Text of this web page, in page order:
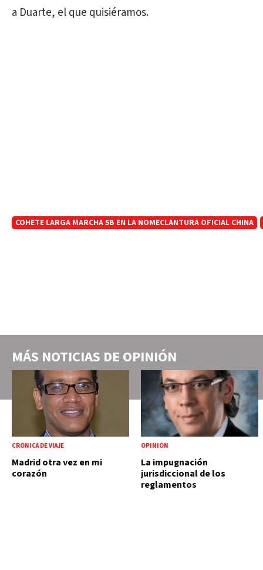
a Duarte, el que quisiéramos.
COHETE LARGA MARCHA 5B EN LA NOMECLANTURA OFICIAL CHINA
MÁS NOTICIAS DE OPINIÓN
CRÓNICA DE VIAJE
Madrid otra vez en mi
corazón
OPINIÓN
La impugnación
jurisdiccional de los
reglamentos